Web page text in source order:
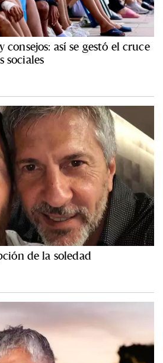
consejos: así se gestó el cruce
sociales
de la soledad